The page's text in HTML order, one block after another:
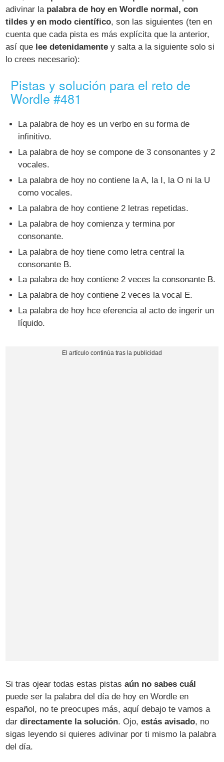
adivinar la palabra de hoy en Wordle normal, con
tildes y en modo científico, son las siguientes (ten en
cuenta que cada pista es más explícita que la anterior,
así que lee detenidamente y salta a la siguiente solo si
lo crees necesario):
Pistas y solución para el reto de
Wordle #481
La palabra de hoy es un verbo en su forma de
infinitivo.
La palabra de hoy se compone de 3 consonantes y 2
vocales.
La palabra de hoy no contiene la A, la I, la O ni la U
como vocales.
La palabra de hoy contiene 2 letras repetidas.
La palabra de hoy comienza y termina por
consonante.
La palabra de hoy tiene como letra central la
consonante B.
La palabra de hoy contiene 2 veces la consonante B.
La palabra de hoy contiene 2 veces la vocal E.
La palabra de hoy hce eferencia al acto de ingerir un
líquido.
Si tras ojear todas estas pistasaún no sabes cuál
puede ser la palabra del día de hoy en Wordle en
español, no te preocupes más, aquí debajo te vamos a
dardirectamente la solución. Ojo,estás avisado, no
sigas leyendo si quieres adivinar por ti mismo la palabra
del día.